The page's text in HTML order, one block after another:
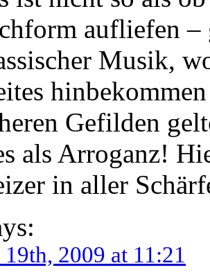
aufliefen –
Musik,
Gefilden
als Arroganz!
in aller
2009 at 11:21